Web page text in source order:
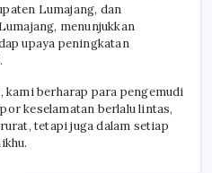
Lumajang, dan
menunjukkan
upaya peningkatan
kami berharap para pengemudi
keselamatan berlalu lintas,
tetapi juga dalam setiap